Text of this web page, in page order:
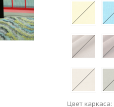
Цвет каркаса: